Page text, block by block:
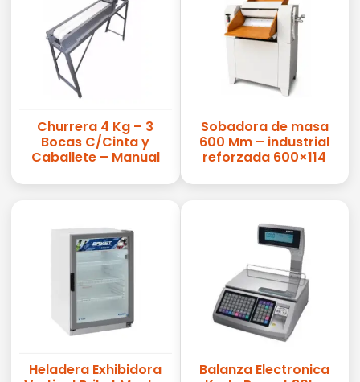
Churrera 4 Kg – 3
Bocas C/Cinta y
Caballete – Manual
Sobadora de masa
600 Mm – industrial
reforzada 600×114
Heladera Exhibidora
Balanza Electronica